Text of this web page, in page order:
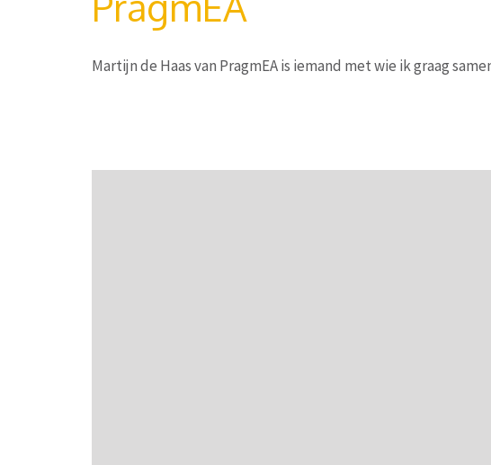
Martijn de Haas van PragmEA is iemand met wie ik graag